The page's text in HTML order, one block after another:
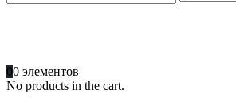
00 элементов
No products in the cart.